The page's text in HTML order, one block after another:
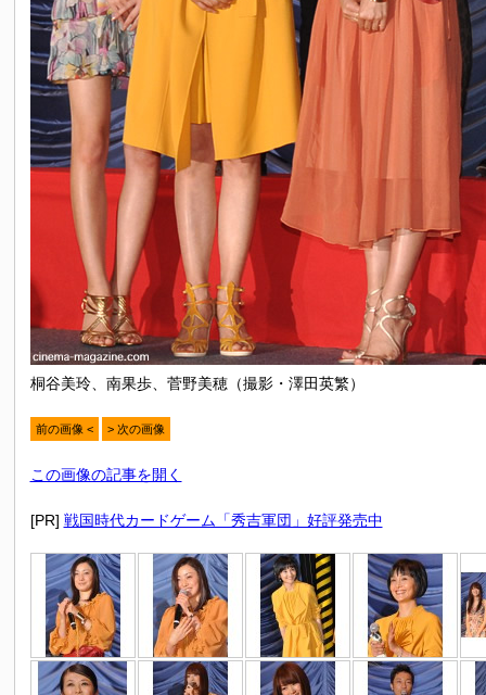
桐谷美玲、南果歩、菅野美穂（撮影・澤田英繁）
前の画像 < > 次の画像
この画像の記事を開く
[PR] 戦国時代カードゲーム「秀吉軍団」好評発売中